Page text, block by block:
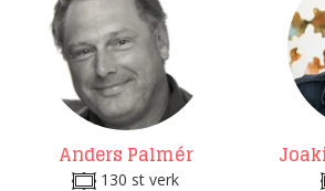
Anders Palmér
130 st verk